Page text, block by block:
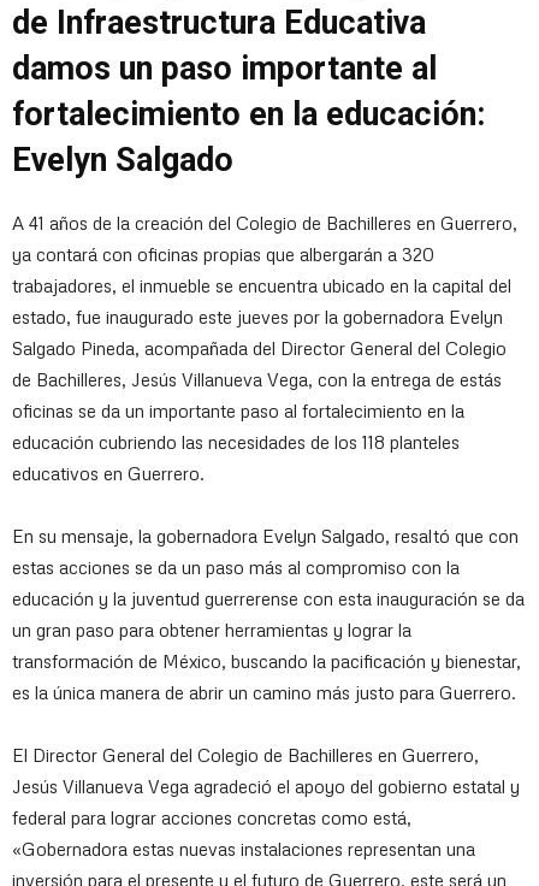
de Infraestructura Educativa
damos un paso importante al
fortalecimiento en la educación:
Evelyn Salgado
A 41 años de la creación del Colegio de Bachilleres en Guerrero,
ya contará con oficinas propias que albergarán a 320
trabajadores, el inmueble se encuentra ubicado en la capital del
estado, fue inaugurado este jueves por la gobernadora Evelyn
Salgado Pineda, acompañada del Director General del Colegio
de Bachilleres, Jesús Villanueva Vega, con la entrega de estás
oficinas se da un importante paso al fortalecimiento en la
educación cubriendo las necesidades de los 118 planteles
educativos en Guerrero.
En su mensaje, la gobernadora Evelyn Salgado, resaltó que con
estas acciones se da un paso más al compromiso con la
educación y la juventud guerrerense con esta inauguración se da
un gran paso para obtener herramientas y lograr la
transformación de México, buscando la pacificación y bienestar,
es la única manera de abrir un camino más justo para Guerrero.
El Director General del Colegio de Bachilleres en Guerrero,
Jesús Villanueva Vega agradeció el apoyo del gobierno estatal y
federal para lograr acciones concretas como está,
«Gobernadora estas nuevas instalaciones representan una
inversión para el presente y el futuro de Guerrero, este será un